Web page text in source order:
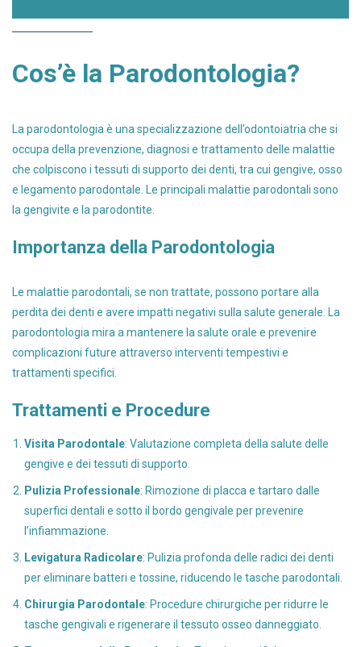
Cos’è la Parodontologia?
La parodontologia è una specializzazione dell’odontoiatria che si
occupa della prevenzione, diagnosi e trattamento delle malattie
che colpiscono i tessuti di supporto dei denti, tra cui gengive, osso
e legamento parodontale. Le principali malattie parodontali sono
la gengivite e la parodontite.
Importanza della Parodontologia
Le malattie parodontali, se non trattate, possono portare alla
perdita dei denti e avere impatti negativi sulla salute generale. La
parodontologia mira a mantenere la salute orale e prevenire
complicazioni future attraverso interventi tempestivi e
trattamenti specifici.
Trattamenti e Procedure
Visita Parodontale: Valutazione completa della salute delle
gengive e dei tessuti di supporto.
Pulizia Professionale: Rimozione di placca e tartaro dalle
superfici dentali e sotto il bordo gengivale per prevenire
l’infiammazione.
Levigatura Radicolare: Pulizia profonda delle radici dei denti
per eliminare batteri e tossine, riducendo le tasche parodontali.
Chirurgia Parodontale: Procedure chirurgiche per ridurre le
tasche gengivali e rigenerare il tessuto osseo danneggiato.